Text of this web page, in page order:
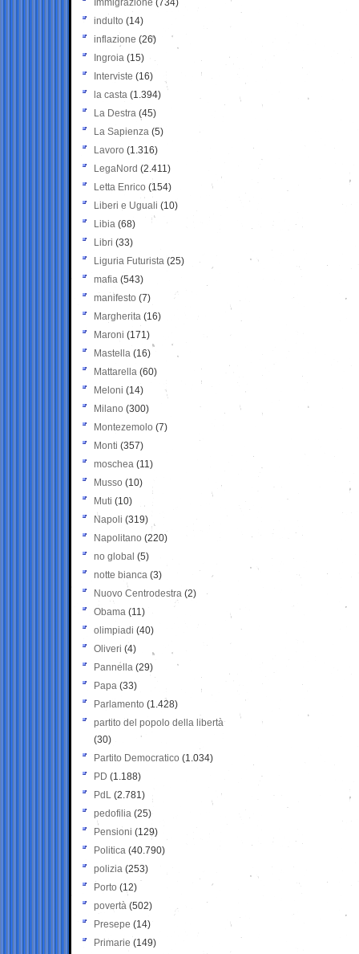
Immigrazione (734)
indulto (14)
inflazione (26)
Ingroia (15)
Interviste (16)
la casta (1.394)
La Destra (45)
La Sapienza (5)
Lavoro (1.316)
LegaNord (2.411)
Letta Enrico (154)
Liberi e Uguali (10)
Libia (68)
Libri (33)
Liguria Futurista (25)
mafia (543)
manifesto (7)
Margherita (16)
Maroni (171)
Mastella (16)
Mattarella (60)
Meloni (14)
Milano (300)
Montezemolo (7)
Monti (357)
moschea (11)
Musso (10)
Muti (10)
Napoli (319)
Napolitano (220)
no global (5)
notte bianca (3)
Nuovo Centrodestra (2)
Obama (11)
olimpiadi (40)
Oliveri (4)
Pannella (29)
Papa (33)
Parlamento (1.428)
partito del popolo della libertà
(30)
Partito Democratico (1.034)
PD (1.188)
PdL (2.781)
pedofilia (25)
Pensioni (129)
Politica (40.790)
polizia (253)
Porto (12)
povertà (502)
Presepe (14)
Primarie (149)